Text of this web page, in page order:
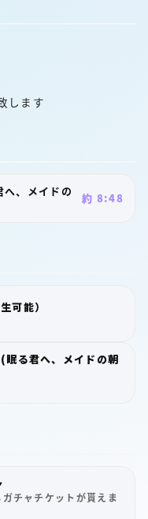
します
、メイドの
約 8:48
可能）
眠る君へ、メイドの朝
チャチケットが貰えま